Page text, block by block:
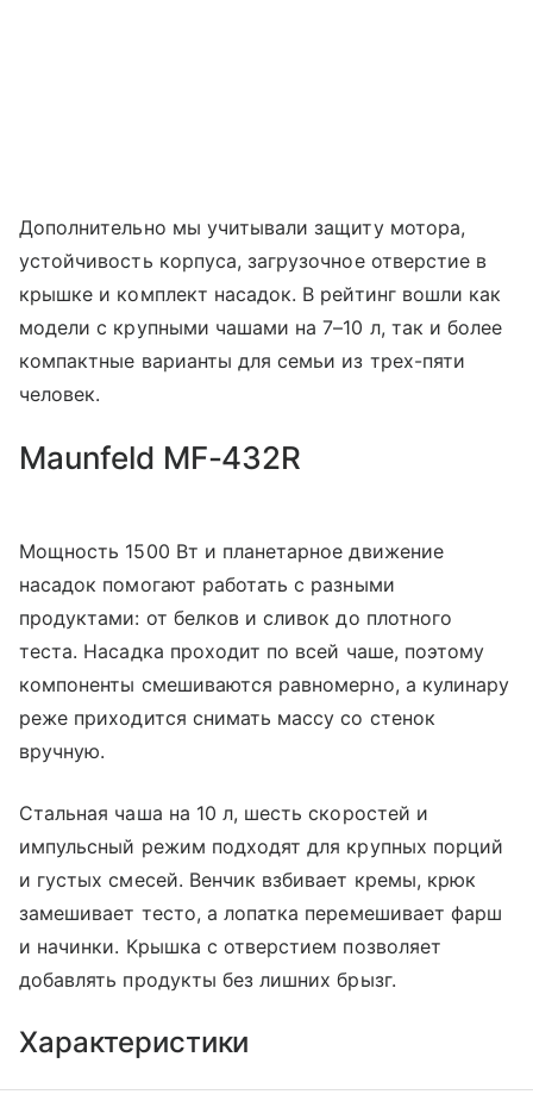
Дополнительно мы учитывали защиту мотора,
устойчивость корпуса, загрузочное отверстие в
крышке и комплект насадок. В рейтинг вошли как
модели с крупными чашами на 7–10 л, так и более
компактные варианты для семьи из трех-пяти
человек.
Maunfeld MF-432R
Мощность 1500 Вт и планетарное движение
насадок помогают работать с разными
продуктами: от белков и сливок до плотного
теста. Насадка проходит по всей чаше, поэтому
компоненты смешиваются равномерно, а кулинару
реже приходится снимать массу со стенок
вручную.
Стальная чаша на 10 л, шесть скоростей и
импульсный режим подходят для крупных порций
и густых смесей. Венчик взбивает кремы, крюк
замешивает тесто, а лопатка перемешивает фарш
и начинки. Крышка с отверстием позволяет
добавлять продукты без лишних брызг.
Характеристики